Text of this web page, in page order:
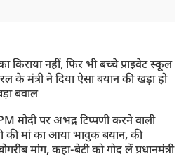
कार्यवाही दोपहर दो बजे तक के
मामले में और पांच लोग गिरफ्तार,
किराया नहीं, फिर भी बच्चे प्राइवेट स्कूल
के मंत्री ने दिया ऐसा बयान की खड़ा हो
बवाल
मोदी पर अभद्र टिप्पणी करने वाली
की मां का आया भावुक बयान, की
मांग, कहा-बेटी को गोद लें प्रधानमंत्री